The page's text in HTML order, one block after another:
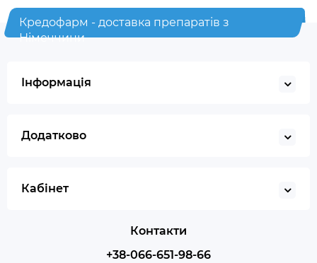
Кредофарм - доставка препаратів з
Німеччини
Інформація
Додатково
Кабінет
Контакти
+38-066-651-98-66